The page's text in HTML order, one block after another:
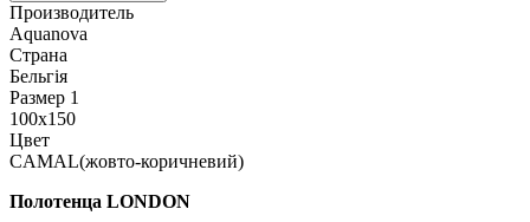
Производитель
Aquanova
Страна
Бельгія
Размер 1
100x150
Цвет
CAMAL(жовто-коричневий)
Полотенца LONDON